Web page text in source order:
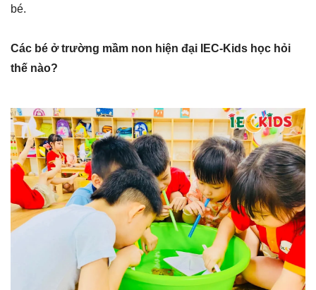
bé.
Các bé ở trường mầm non hiện đại IEC-Kids học hỏi
thế nào?